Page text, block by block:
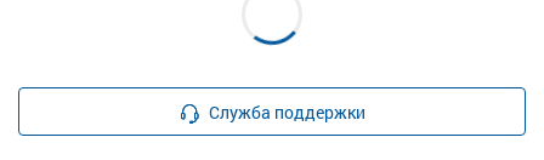
Служба поддержки